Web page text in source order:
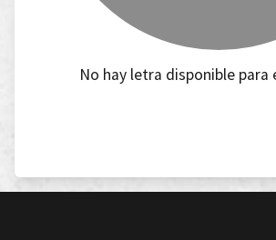
No hay letra disponible para